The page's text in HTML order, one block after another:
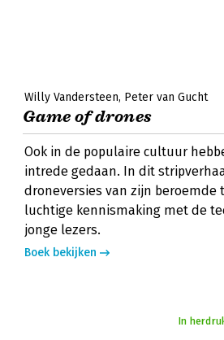
Willy Vandersteen Peter van Gucht
Game of drones
Ook in de populaire cultuur
intrede gedaan. In dit
droneversies van zijn beroemde
luchtige kennismaking met de
jonge lezers.
Boek bekijken
In